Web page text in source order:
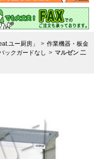
ユー厨房」
作業機器・板金
ックガードなし
マルゼン 二